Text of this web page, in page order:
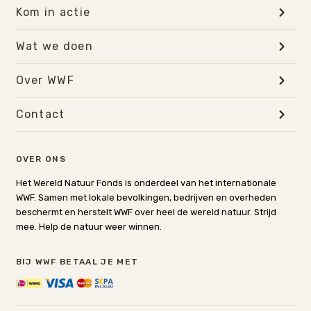
de app opnieuw op te starten:
‘Hey Google, praat met Wereld Natuur Fonds’.
OVER ONS
Het Wereld Natuur Fonds is onderdeel van het internationale
WWF. Samen met lokale bevolkingen, bedrijven en overheden
beschermt en herstelt WWF over heel de wereld natuur. Strijd
mee. Help de natuur weer winnen.
BIJ WWF BETAAL JE MET
Kom in actie
Wat we doen
Over WWF
Contact